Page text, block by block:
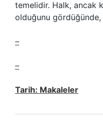
temelidir. Halk, ancak
olduğunu
–
–
Tarih: Makaleler